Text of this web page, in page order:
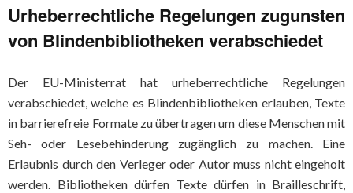
Urheberrechtliche Regelungen zugunsten
von Blindenbibliotheken verabschiedet
Der EU-Ministerrat hat urheberrechtliche Regelungen
verabschiedet, welche es Blindenbibliotheken erlauben, Texte
in barrierefreie Formate zu übertragen um diese Menschen mit
Seh- oder Lesebehinderung zugänglich zu machen. Eine
Erlaubnis durch den Verleger oder Autor muss nicht eingeholt
werden. Bibliotheken dürfen Texte dürfen in Brailleschrift,